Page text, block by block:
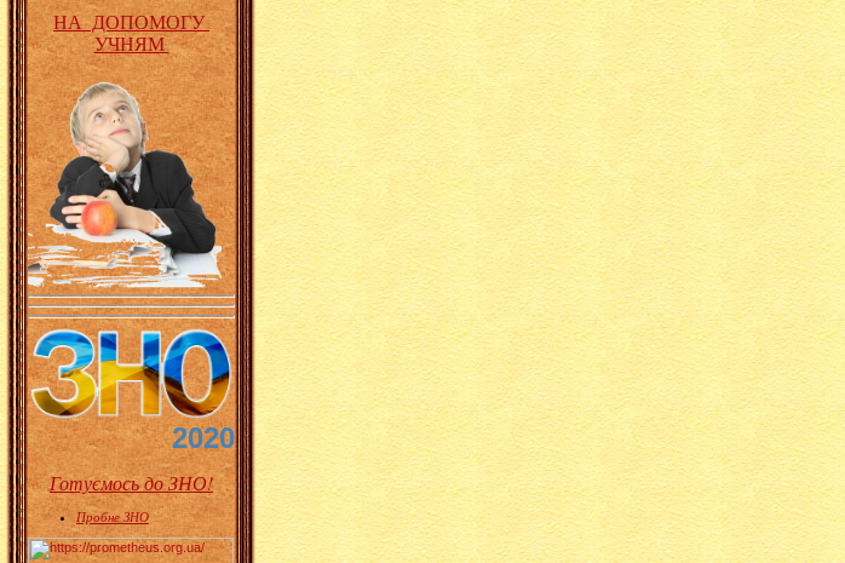
НА ДОПОМОГУ
УЧНЯМ
2020
Готуємось до ЗНО!
Пробне ЗНО